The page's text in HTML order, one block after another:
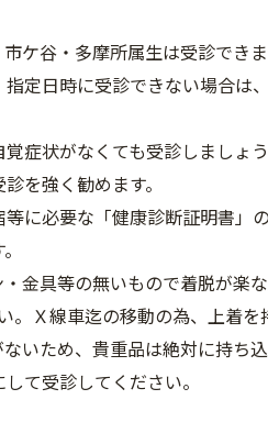
ケ谷・多摩所属生は受診できま
定日時に受診できない場合
症状がなくても受診しましょう
を強く勧めます。
に必要な「健康診断証明書」
金具等の無いもので着脱が
Ｘ線車迄の移動の為、上着を
いため、貴重品は絶対に持ち
て受診してください。